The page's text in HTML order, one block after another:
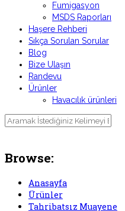
Fumigasyon
MSDS Raporları
Haşere Rehberi
Sıkça Sorulan Sorular
Blog
Bize Ulaşın
Randevu
Ürünler
Havacılık ürünleri
Browse:
Anasayfa
Ürünler
Tahribatsız Muayene